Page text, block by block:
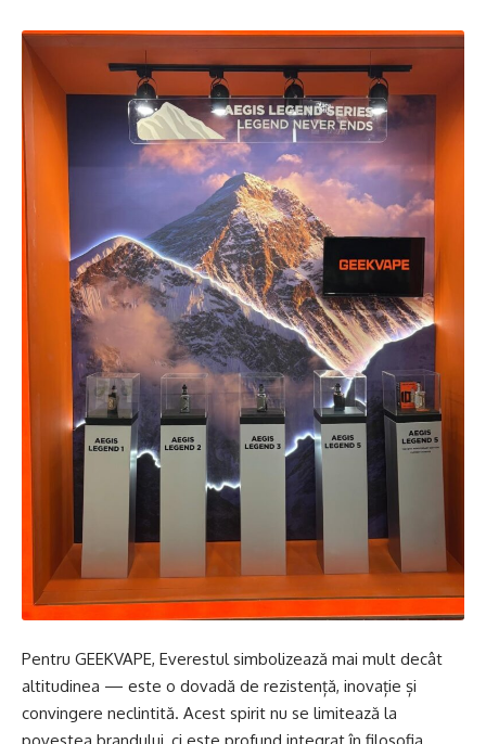
Pentru GEEKVAPE, Everestul simbolizează mai mult decât
altitudinea — este o dovadă de rezistență, inovație și
convingere neclintită. Acest spirit nu se limitează la
povestea brandului, ci este profund integrat în filosofia